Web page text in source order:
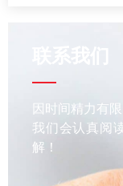
因时间精力有
我们会认真阅
解！